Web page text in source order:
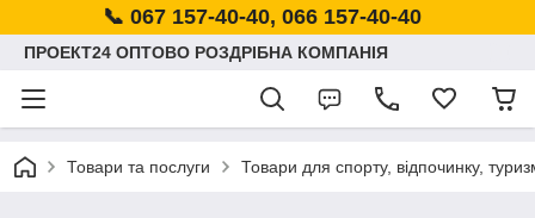
📞 067 157-40-40, 066 157-40-40
ПРОЕКТ24 ОПТОВО РОЗДРІБНА КОМПАНІЯ
Товари та послуги Товари для спорту, відпочинку,